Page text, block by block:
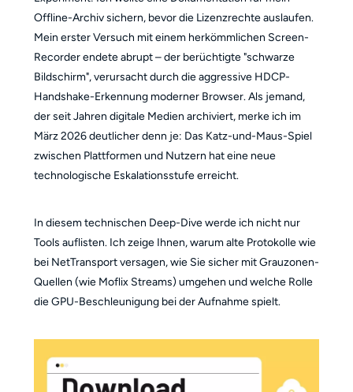
Offline-Archiv sichern, bevor die Lizenzrechte auslaufen.
Mein erster Versuch mit einem herkömmlichen Screen-
Recorder endete abrupt – der berüchtigte "schwarze
Bildschirm", verursacht durch die aggressive HDCP-
Handshake-Erkennung moderner Browser. Als jemand,
der seit Jahren digitale Medien archiviert, merke ich im
März 2026 deutlicher denn je: Das Katz-und-Maus-Spiel
zwischen Plattformen und Nutzern hat eine neue
technologische Eskalationsstufe erreicht.
In diesem technischen Deep-Dive werde ich nicht nur
Tools auflisten. Ich zeige Ihnen, warum alte Protokolle wie
bei NetTransport versagen, wie Sie sicher mit Grauzonen-
Quellen (wie Moflix Streams) umgehen und welche Rolle
die GPU-Beschleunigung bei der Aufnahme spielt.